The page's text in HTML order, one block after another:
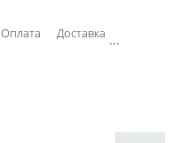
Оплата Доставка ...